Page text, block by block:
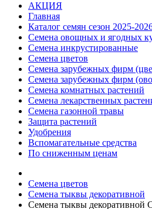
АКЦИЯ
Главная
Каталог семян сезон 2025-
Семена овощных и ягодных
Семена инкрустированные
Семена цветов
Семена зарубежных фирм
Семена зарубежных фирм
Семена комнатных растений
Семена лекарственных
Семена газонной травы
Защита растений
Удобрения
Вспомагательные средства
По сниженным ценам
Семена цветов
Семена тыквы декоративной
Семена тыквы декоративной